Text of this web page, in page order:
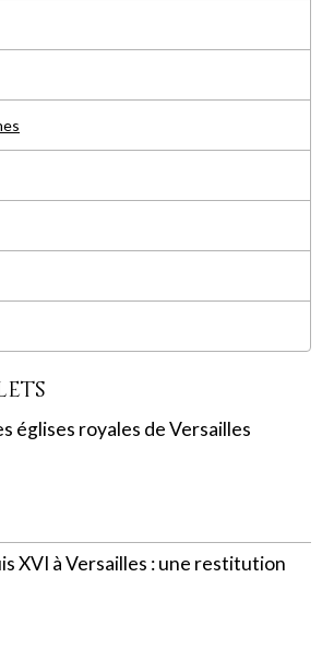
églises royales de Versailles
XVI à Versailles : une restitution